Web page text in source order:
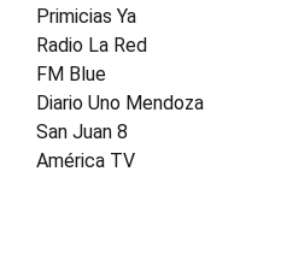
Primicias Ya
Radio La Red
FM Blue
Diario Uno Mendoza
San Juan 8
América TV